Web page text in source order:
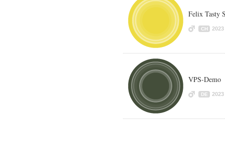
Felix Tasty
CH 2023
VPS-Demo
DE 2023